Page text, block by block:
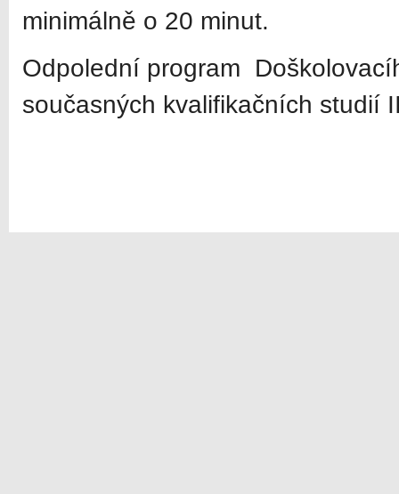
minimálně o 20 minut.
Odpolední program
současných kvalifikačních studií